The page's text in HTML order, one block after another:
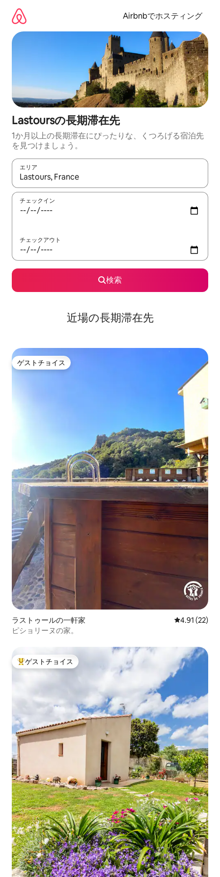
Airbnbでホスティング
Lastoursの長期滞在先
1か月以上の長期滞在にぴったりな、くつろげる宿泊先
を見つけましょう。
エリア
検索結果が表示されたら、上下の矢印キーを使って移動するか
チェックイン
チェックアウト
検索
近場の長期滞在先
ゲストチョイス
ゲストチョイス
ラストゥールの一軒家 レビュー22
4.91 (22)
ピショリーヌの家。
大好評のゲストチョイスです。
ゲストチョイス